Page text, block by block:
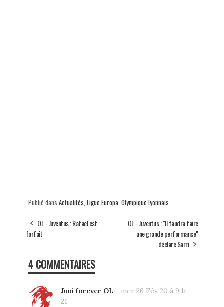
Publié dans Actualités, Ligue Europa, Olympique lyonnais
OL - Juventus : Rafael est
forfait
OL - Juventus : "Il faudra faire
une grande performance"
déclare Sarri
4 COMMENTAIRES
Juni forever OL - mer 26 Fév 20 à 9 h
21